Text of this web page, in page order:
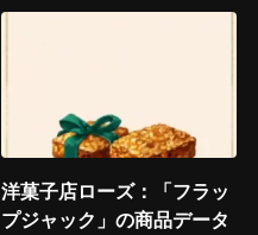
洋菓子店ローズ：「フラッ
プジャック」の商品データ